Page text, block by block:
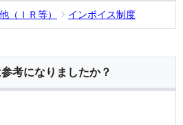
（ＩＲ等） インボイス制度
考になりましたか？